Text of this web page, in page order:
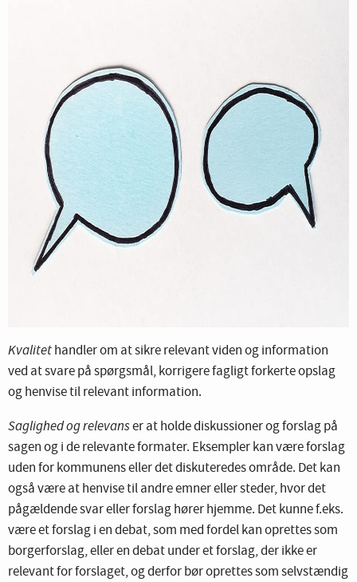
Kvalitethandler om at sikre relevant viden og information
ved at svare på spørgsmål, korrigere fagligt forkerte opslag
og henvise til relevant information.
Saglighed og relevanser at holde diskussioner og forslag på
sagen og i de relevante formater. Eksempler kan være forslag
uden for kommunens eller det diskuteredes område. Det kan
også være at henvise til andre emner eller steder, hvor det
pågældende svar eller forslag hører hjemme. Det kunne f.eks.
være et forslag i en debat, som med fordel kan oprettes som
borgerforslag, eller en debat under et forslag, der ikke er
relevant for forslaget, og derfor bør oprettes som selvstændig